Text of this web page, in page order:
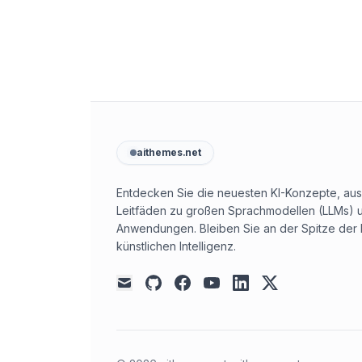
aithemes.net
Entdecken Sie die neuesten KI-Konzepte,
Leitfäden zu großen Sprachmodellen (LLMs)
Anwendungen. Bleiben Sie an der Spitze der
künstlichen Intelligenz.
mail
githubfacebookyoutubelinkedin
x